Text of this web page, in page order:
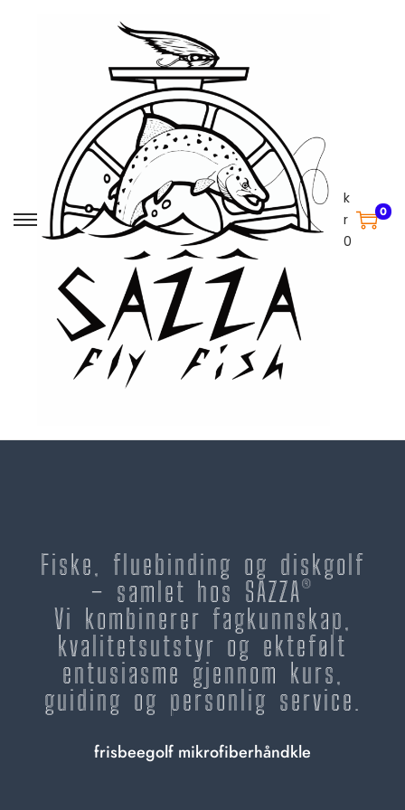
k
r
0
0
Fiske, fluebinding og diskgolf
– samlet hos SAZZA®
Vi kombinerer fagkunnskap,
kvalitetsutstyr og ektefølt
entusiasme gjennom kurs,
guiding og personlig service.
frisbeegolf mikrofiberhåndkle